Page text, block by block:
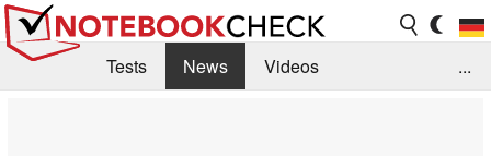
Tests News
Videos
...